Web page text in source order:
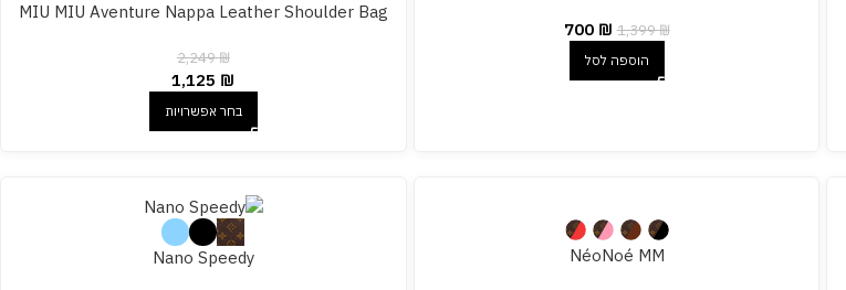
1,399₪
700 ₪
הוספה לסל
MIU MIU Aventure Nappa Leather Shoulder Bag
2,249₪
1,125 ₪
בחר אפשרויות
NéoNoé MM
Nano Speedy